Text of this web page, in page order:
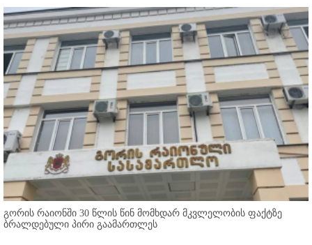
გორის რაიონში 30 წლის წინ მომხდარ მკვლელობის ფაქტზე
ბრალდებული პირი გაამართლეს